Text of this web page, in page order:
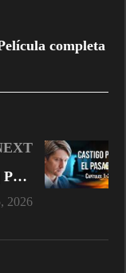
completa
Cada uno tiene su engaño Parte 1 | Pelicula Completa
2026